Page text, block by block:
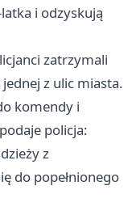
i odzyskują
zatrzymali
z ulic miasta.
komendy i
policja:
z
do popełnionego